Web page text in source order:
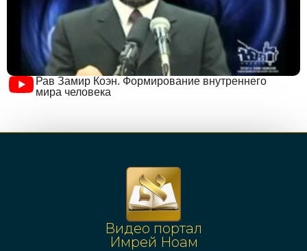
Рав Замир Коэн. Формирование внутреннего
мира человека
Видео портал
Имрей Ноам